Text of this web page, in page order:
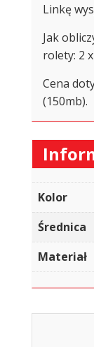
Linkę
Jak
rolety: 2
Cena
(150mb).
Kolor
Średnica
Materiał